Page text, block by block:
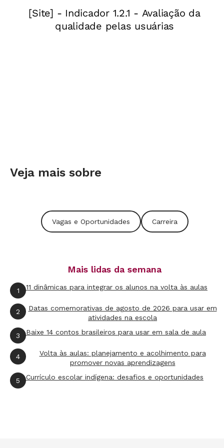
e-mail formacaodica@gmail.com
Veja mais sobre
Vagas e Oportunidades Carreira
Mais lidas da semana
1 11 dinâmicas para integrar os alunos na volta às aulas
2
Datas comemorativas de agosto de 2026 para usar em
atividades na escola
3 Baixe 14 contos brasileiros para usar em sala de aula
4
Volta às aulas: planejamento e acolhimento para
promover novas aprendizagens
5 Currículo escolar indígena: desafios e oportunidades